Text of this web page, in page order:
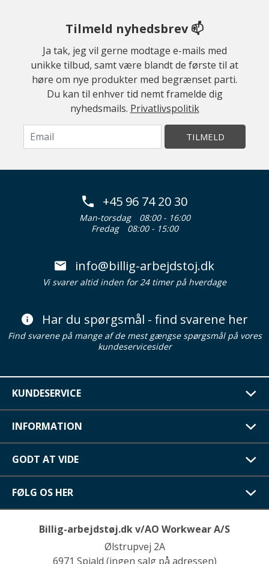
Tilmeld nyhedsbrev 📫
Ja tak, jeg vil gerne modtage e-mails med
unikke tilbud, samt være blandt de første til at
høre om nye produkter med begrænset parti.
Du kan til enhver tid nemt framelde dig
nyhedsmails. Privatlivspolitik
TILMELD
+45 96 74 20 30
Man-torsdag
08:00 - 16:00
Fredag
08:00 - 15:00
info@billig-arbejdstoj.dk
Vi svarer altid inden for 24 timer på hverdage
Har du spørgsmål - find svarene her
Find svarene på mange af de mest gængse spørgsmål på vores
kundeservicesider
KUNDESERVICE
INFORMATION
GODT AT VIDE
FØLG OS HER
Billig-arbejdstøj.dk v/AO Workwear A/S
Ølstrupvej 2A
6971 Spjald (ingen salg på adressen)